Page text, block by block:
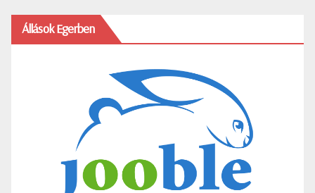
Állások Egerben